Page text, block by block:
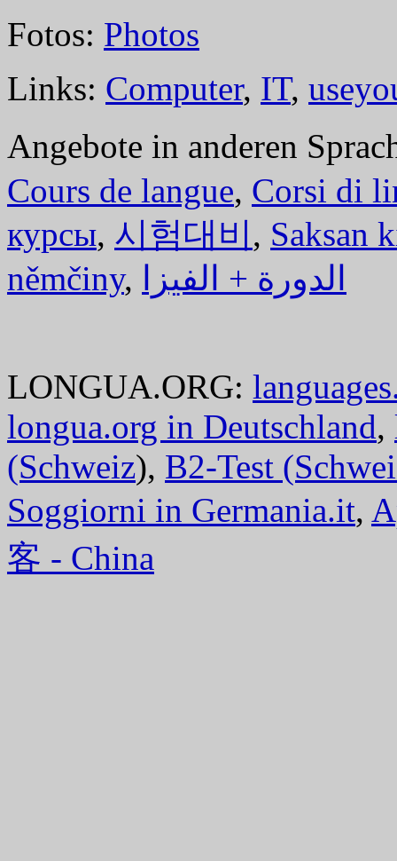
Fotos: Photos
Links: Computer, IT,
Angebote in anderen
Cours de langue, Corsi di
курсы, 시험대비, Saksan
němčiny, الدورة + الفيزا
LONGUA.ORG:
longua.org in Deutschland,
(Schweiz), B2-Test
Soggiorni in Germania.it,
客 - China